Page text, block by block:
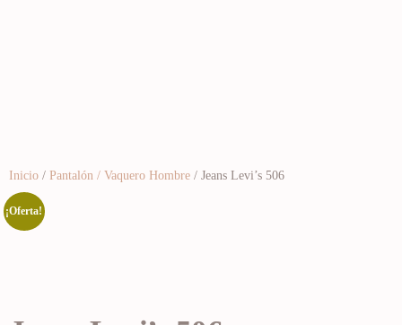
Inicio / Pantalón / Vaquero Hombre / Jeans Levi’s 506
¡Oferta!